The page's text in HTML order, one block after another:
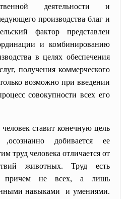
деятельности и
производства благ и
фактор представлен
и комбинированию
в целях обеспечения
получения коммерческого
возможно при введении
совокупности всех его
ставит конечную цель
,осознанно добивается ее
труд человека отличается от
животных. Труд есть
причем не всех, а лишь
навыками и умениями.